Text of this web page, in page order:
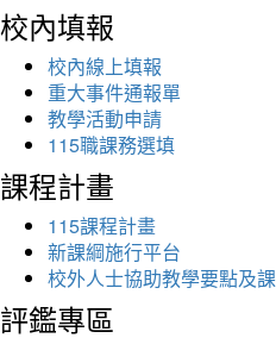
校內填報
校內線上填報
重大事件通報單
教學活動申請
115職課務選填
課程計畫
115課程計畫
新課綱施行平台
校外人士協助教學要點及
評鑑專區